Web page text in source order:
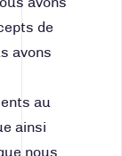
de
avons
au
ainsi
nous